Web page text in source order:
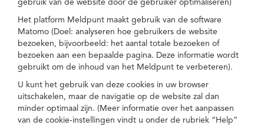
gebruik van de website door de gebruiker optimaliseren)
Het platform Meldpunt maakt gebruik van de software
Matomo (Doel: analyseren hoe gebruikers de website
bezoeken, bijvoorbeeld: het aantal totale bezoeken of
bezoeken aan een bepaalde pagina. Deze informatie wordt
gebruikt om de inhoud van het Meldpunt te verbeteren).
U kunt het gebruik van deze cookies in uw browser
uitschakelen, maar de navigatie op de website zal dan
minder optimaal zijn. (Meer informatie over het aanpassen
van de cookie-instellingen vindt u onder de rubriek “Help”